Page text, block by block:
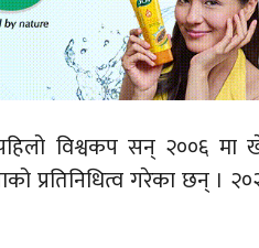
विश्वकप सन् २००६
प्रतिनिधित्व गरेका छन्